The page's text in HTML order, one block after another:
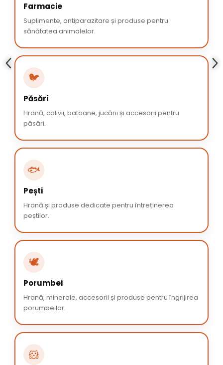
Farmacie
Suplimente, antiparazitare și produse pentru
sănătatea animalelor.
🐦
Păsări
Hrană, colivii, batoane, jucării și accesorii pentru
păsări.
🐟
Pești
Hrană și produse dedicate pentru întreținerea
peștilor.
🕊️
Porumbei
Hrană, minerale, accesorii și produse pentru îngrijirea
porumbeilor.
🐹